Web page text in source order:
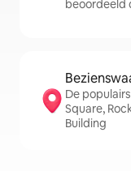
beoordeeld
De
Square,
Building